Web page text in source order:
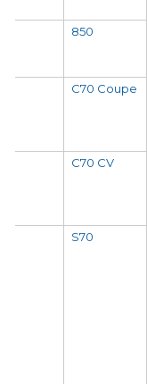
850
C70 Coupe
C70 CV
S70